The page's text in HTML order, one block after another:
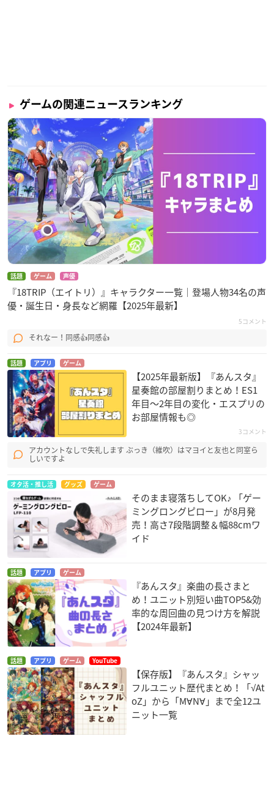
ゲームの関連ニュースランキング
話題 ゲーム 声優
『18TRIP（エイトリ）』キャラクター一覧｜登場人物34名の声
優・誕生日・身長など網羅【2025年最新】
5コメント
それなー！同感👍同感👍
話題 アプリ ゲーム
【2025年最新版】『あんスタ』
星奏館の部屋割りまとめ！ES1
年目〜2年目の変化・エスプリの
お部屋情報も◎
3コメント
アカウントなしで失礼します ぶっき（維吹）はマヨイと友也と同室ら
しいですよ
オタ活・推し活 グッズ ゲーム
そのまま寝落ちしてOK♪ 「ゲー
ミングロングピロー」が8月発
売！高さ7段階調整＆幅88cmワ
イド
話題 アプリ ゲーム
『あんスタ』楽曲の長さまと
め！ユニット別短い曲TOP5&効
率的な周回曲の見つけ方を解説
【2024年最新】
話題 アプリ ゲーム YouTube
【保存版】『あんスタ』シャッ
フルユニット歴代まとめ！「√At
oZ」から「M∀N∀」まで全12ユ
ニット一覧